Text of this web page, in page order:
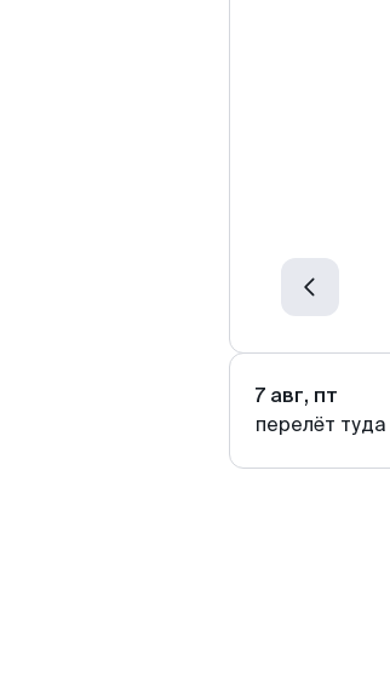
7 авг, пт
перелёт туда